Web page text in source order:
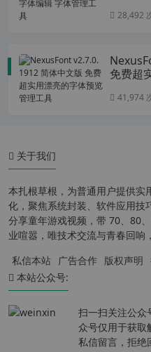
28,492
免费超
41,974
关于我们
本扎根草根，为普通用户提供实
化，聚焦系统封装、软件应用技
分享童年游戏视频，带 70、80
业喧嚣，唯技术交流与青春回响
私信本站 广告合作 版权声明
本站公众号:
扫一扫关注公众
众号仅用于获取
私信留言，拒绝